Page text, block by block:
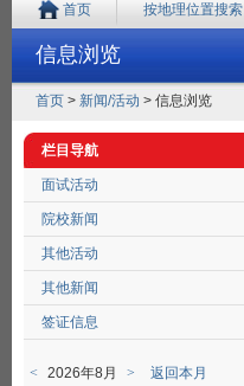
首页 按地理位置搜索
信息浏览
首页 > 新闻/活动 > 信息浏览
栏目导航
面试活动
院校新闻
其他活动
其他新闻
签证信息
< 2026年8月 > 返回本月